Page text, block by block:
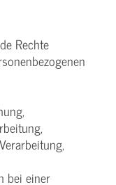
Rechte
bei einer